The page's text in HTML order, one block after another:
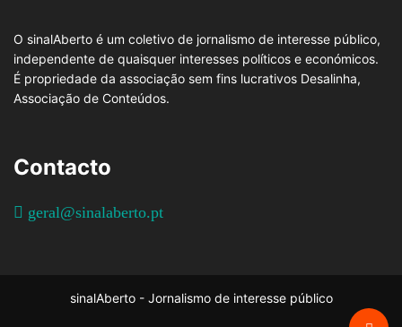
O sinalAberto é um coletivo de jornalismo de interesse público,
independente de quaisquer interesses políticos e económicos.
É propriedade da associação sem fins lucrativos Desalinha,
Associação de Conteúdos.
Contacto
geral@sinalaberto.pt
sinalAberto - Jornalismo de interesse público